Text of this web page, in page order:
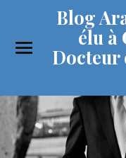
Blog
élu à
Docteur